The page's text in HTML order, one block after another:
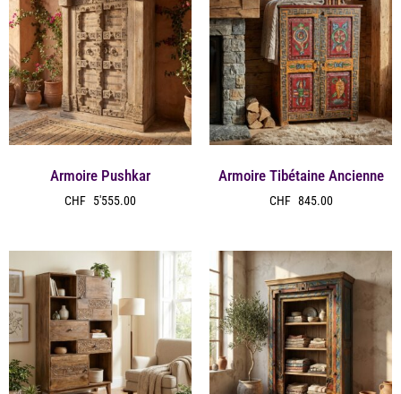
Armoire Pushkar
CHF 5'555.00
Armoire Tibétaine Ancienne
CHF 845.00